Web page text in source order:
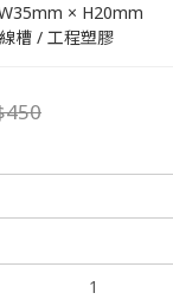
× H20mm
槽 / 工程塑膠